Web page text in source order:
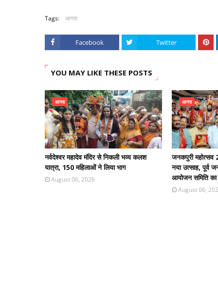
Tags: आगरा
Facebook Twitter
YOU MAY LIKE THESE POSTS
आगरा
नर्वदेश्वर महादेव मंदिर से निकली भव्य कलश
यात्रा, 150 महिलाओं ने लिया भाग
August 06, 2026
आगरा
जनकपुरी महोत्सव
नया उत्साह, पूर्व
आयोजन समिति का
August 06,